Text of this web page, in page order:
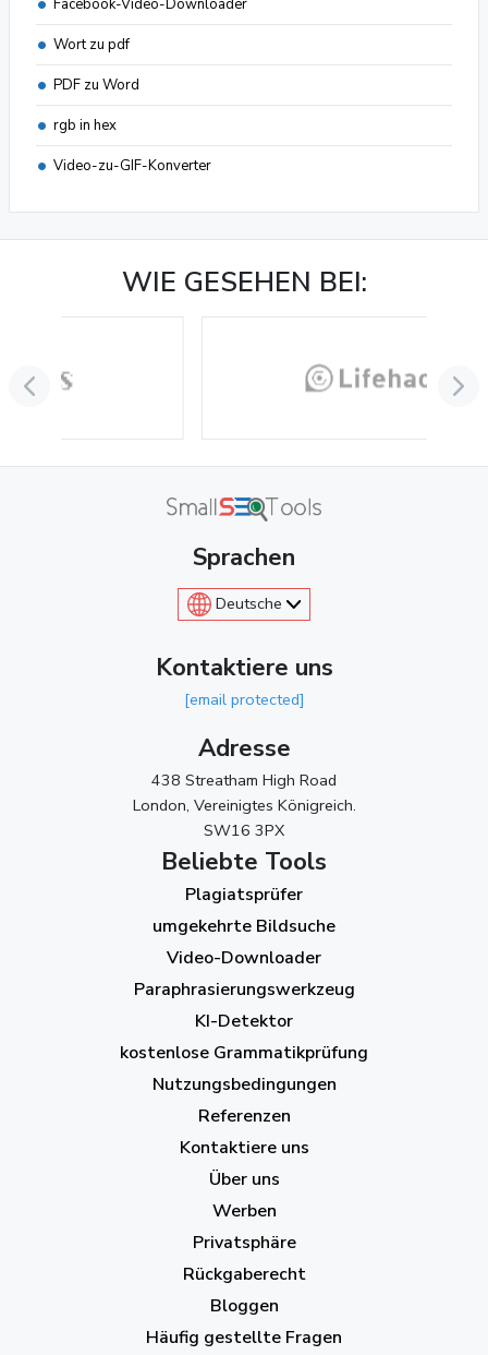
Facebook-Video-Downloader
Wort zu pdf
PDF zu Word
rgb in hex
Video-zu-GIF-Konverter
WIE GESEHEN BEI:
Sprachen
Deutsche
Kontaktiere uns
[email protected]
Adresse
438 Streatham High Road
London, Vereinigtes Königreich.
SW16 3PX
Beliebte Tools
Plagiatsprüfer
umgekehrte Bildsuche
Video-Downloader
Paraphrasierungswerkzeug
KI-Detektor
kostenlose Grammatikprüfung
Nutzungsbedingungen
Referenzen
Kontaktiere uns
Über uns
Werben
Privatsphäre
Rückgaberecht
Bloggen
Häufig gestellte Fragen